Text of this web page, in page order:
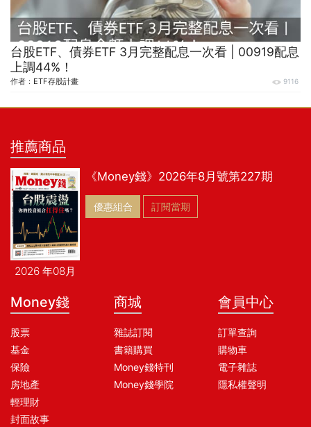
台股ETF、債券ETF 3月完整配息一次看 | 00919配息
上調44%！
作者： ETF存股計畫 9116
推薦商品
2026 年08月
《Money錢》2026年8月號第227期
優惠組合 訂閱當期
Money錢
股票
基金
保險
房地產
輕理財
封面故事
商城
雜誌訂閱
書籍購買
Money錢特刊
Money錢學院
會員中心
訂單查詢
購物車
電子雜誌
隱私權聲明